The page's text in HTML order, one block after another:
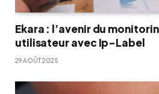
Ekara : l’avenir du
utilisateur avec Ip-Label
29 AOÛT 2025